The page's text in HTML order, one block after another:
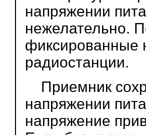
напряжении
нежелательно.
фиксированные
радиостанции.
Приемник
напряжении
напряжение